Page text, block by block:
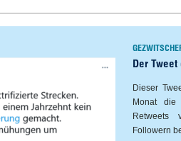
Der
Dieser
Monat die
Retweets
Followern